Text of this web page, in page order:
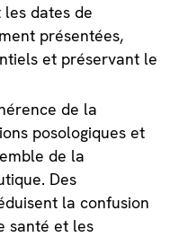
les dates de
présentées,
et préservant le
de la
posologiques et
de la
Des
la confusion
santé et les